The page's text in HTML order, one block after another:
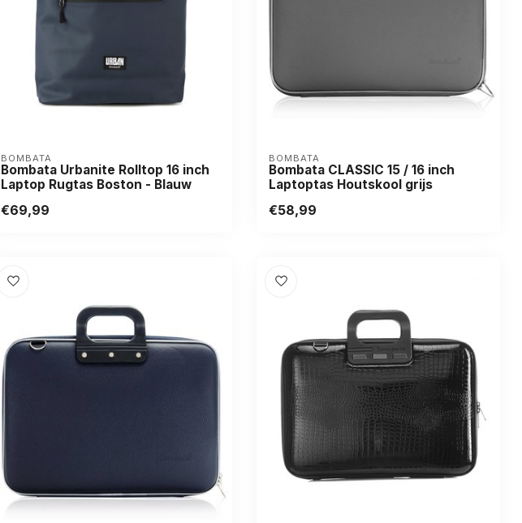
BOMBATA
Bombata Urbanite Rolltop 16 inch
Laptop Rugtas Boston - Blauw
€69,99
BOMBATA
Bombata CLASSIC 15 / 16 inch
Laptoptas Houtskool grijs
€58,99